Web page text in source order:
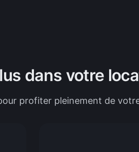
dans votre
profiter pleinement de